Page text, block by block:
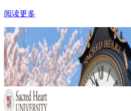
阅读更多